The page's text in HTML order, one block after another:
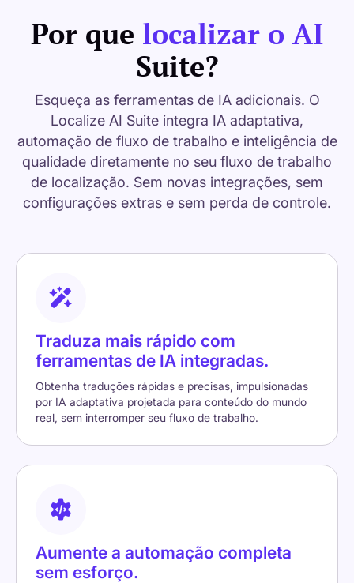
Por que localizar o AI
Suite?
Esqueça as ferramentas de IA adicionais. O
Localize AI Suite integra IA adaptativa,
automação de fluxo de trabalho e inteligência de
qualidade diretamente no seu fluxo de trabalho
de localização. Sem novas integrações, sem
configurações extras e sem perda de controle.
Traduza mais rápido com
ferramentas de IA integradas.
Obtenha traduções rápidas e precisas, impulsionadas
por IA adaptativa projetada para conteúdo do mundo
real, sem interromper seu fluxo de trabalho.
Aumente a automação completa
sem esforço.